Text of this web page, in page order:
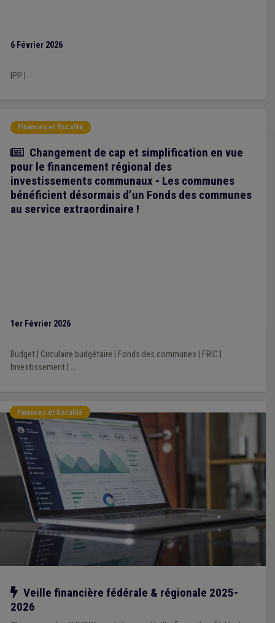
6 Février 2026
IPP
Finances et fiscalité
Article
Changement de cap et simplification en vue
pour le financement régional des
investissements communaux - Les communes
bénéficient désormais d’un Fonds des communes
au service extraordinaire !
1er Février 2026
Budget| Circulaire budgétaire Fonds des communes FRIC
Investissement| ...
Finances et fiscalité
Notre action
Veille financière fédérale & régionale 2025-
2026